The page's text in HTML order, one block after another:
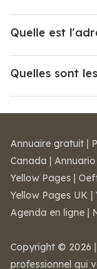
Quelle est
Quelles sont
Annuaire gratuit |
Canada |
Yellow Pages |
Yellow Pages UK |
Agenda en ligne |
Copyright © 2026
professionnel qui